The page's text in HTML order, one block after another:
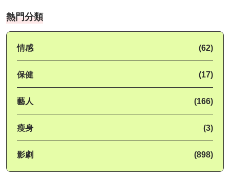
熱門分類
情感 (62)
保健 (17)
藝人 (166)
瘦身 (3)
影劇 (898)